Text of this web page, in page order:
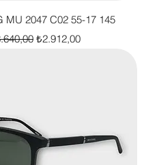
MU 2047 C02 55-17 145
Fiyatİndirimli Fiyat
₺2.912,00